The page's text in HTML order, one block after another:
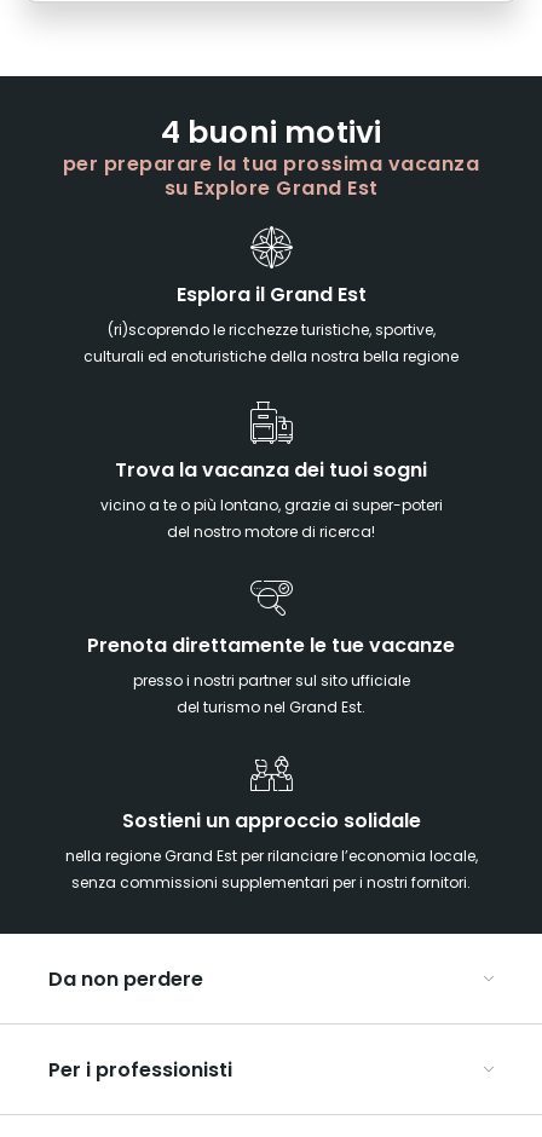
4 buoni motivi
per preparare la tua prossima vacanza
su Explore Grand Est
Esplora il Grand Est
(ri)scoprendo le ricchezze turistiche, sportive,
culturali ed enoturistiche della nostra bella regione
Trova la vacanza dei tuoi sogni
vicino a te o più lontano, grazie ai super-poteri
del nostro motore di ricerca!
Prenota direttamente le tue vacanze
presso i nostri partner sul sito ufficiale
del turismo nel Grand Est.
Sostieni un approccio solidale
nella regione Grand Est per rilanciare l’economia locale,
senza commissioni supplementari per i nostri fornitori.
Da non perdere
Alsazia
Ardenne
Per i professionisti